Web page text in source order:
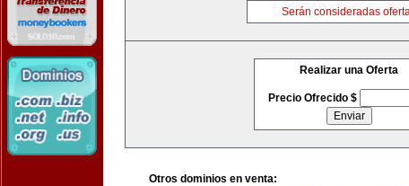
Serán consideradas
Realizar una Oferta
Precio Ofrecido $
Otros dominios en venta: